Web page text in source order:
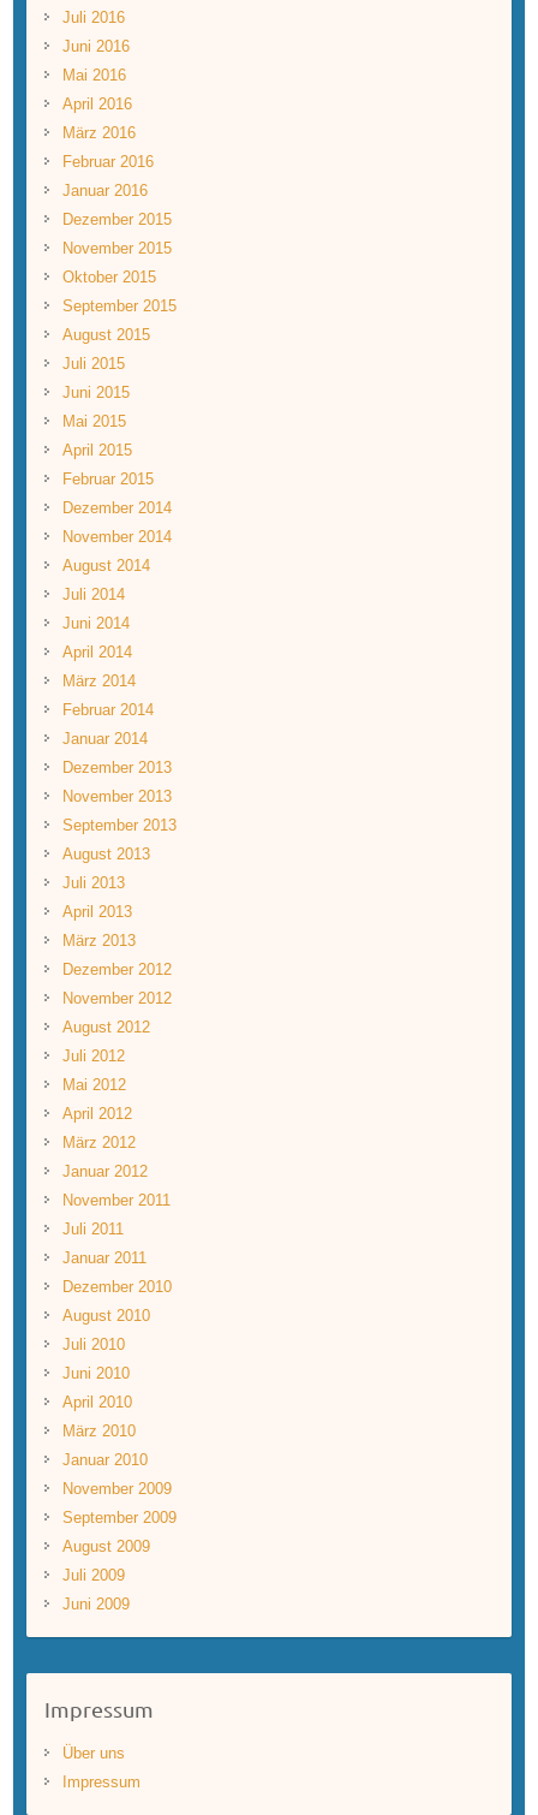
Juli 2016
Juni 2016
Mai 2016
April 2016
März 2016
Februar 2016
Januar 2016
Dezember 2015
November 2015
Oktober 2015
September 2015
August 2015
Juli 2015
Juni 2015
Mai 2015
April 2015
Februar 2015
Dezember 2014
November 2014
August 2014
Juli 2014
Juni 2014
April 2014
März 2014
Februar 2014
Januar 2014
Dezember 2013
November 2013
September 2013
August 2013
Juli 2013
April 2013
März 2013
Dezember 2012
November 2012
August 2012
Juli 2012
Mai 2012
April 2012
März 2012
Januar 2012
November 2011
Juli 2011
Januar 2011
Dezember 2010
August 2010
Juli 2010
Juni 2010
April 2010
März 2010
Januar 2010
November 2009
September 2009
August 2009
Juli 2009
Juni 2009
Impressum
Über uns
Impressum